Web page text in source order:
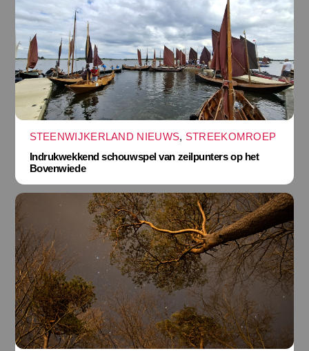
STEENWIJKERLAND NIEUWS, STREEKOMROEP
Indrukwekkend schouwspel van zeilpunters op het
Bovenwiede